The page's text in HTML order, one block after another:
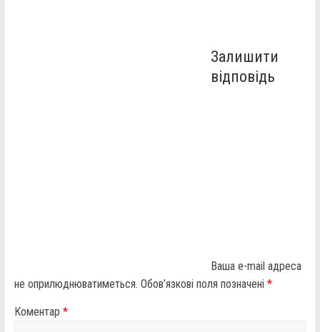
Залишити
відповідь
Ваша e-mail адреса
не оприлюднюватиметься. Обов’язкові поля позначені *
Коментар *